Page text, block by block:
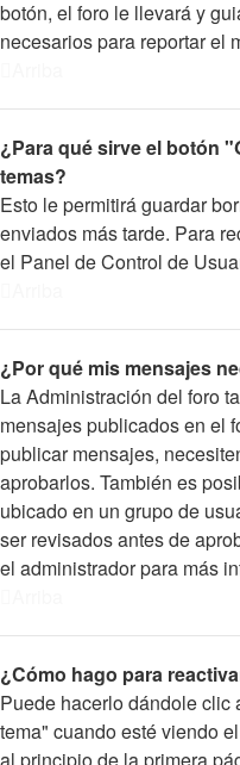
botón, el foro le llevará y
necesarios para reportar el
¿Para qué sirve el botón
temas?
Esto le permitirá guardar
enviados más tarde. Para
el Panel de Control de
¿Por qué mis mensajes
La Administración del foro
mensajes publicados en el
publicar mensajes,
aprobarlos. También es
ubicado en un grupo de
ser revisados antes de
el administrador para más
¿Cómo hago para
Puede hacerlo dándole
tema" cuando esté viendo